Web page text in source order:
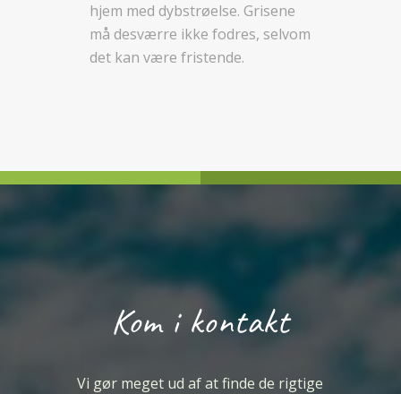
hjem med dybstrøelse. Grisene
må desværre ikke fodres, selvom
det kan være fristende.
Kom i kontakt
Vi gør meget ud af at finde de rigtige